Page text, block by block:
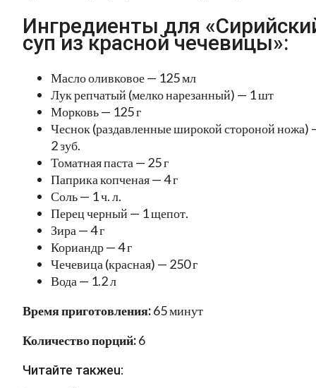
Ингредиенты для
суп из красной чечевицы»:
Масло оливковое — 125 мл
Лук репчатый (мелко нарезанный) — 1 шт
Морковь — 125 г
Чеснок (раздавленные широкой стороной ножа)
2 зуб.
Томатная паста — 25 г
Паприка копченая — 4 г
Соль — 1 ч. л.
Перец черный — 1 щепот.
Зира — 4 г
Кориандр — 4 г
Чечевица (красная) — 250 г
Вода — 1.2 л
Время приготовления:65 минут
Количество порций:6
Читайте такжеu: